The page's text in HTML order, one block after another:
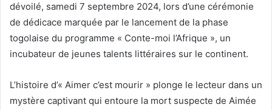
dévoilé, samedi 7 septembre 2024, lors d’une cérémonie
de dédicace marquée par le lancement de la phase
togolaise du programme « Conte-moi l’Afrique », un
incubateur de jeunes talents littéraires sur le continent.
L’histoire d’« Aimer c’est mourir » plonge le lecteur dans un
mystère captivant qui entoure la mort suspecte de Aimée